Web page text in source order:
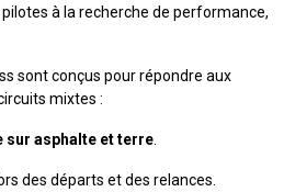
à la recherche de performance,
sont conçus pour répondre aux
mixtes :
sur asphalte et terre.
des départs et des relances.